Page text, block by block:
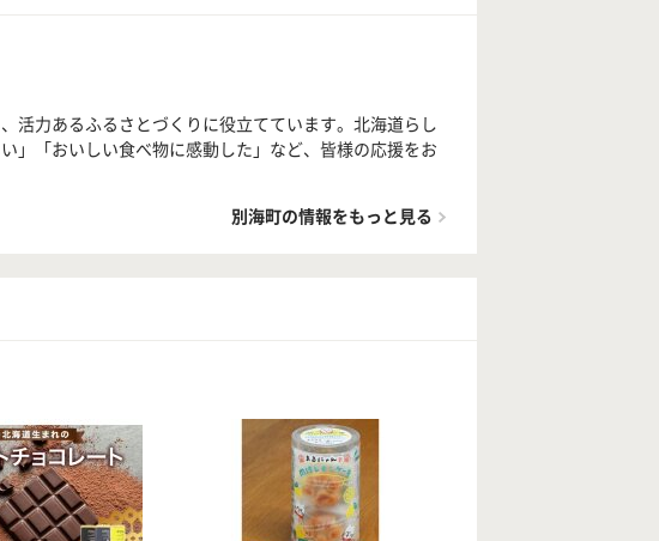
活力あるふるさとづくりに役立てています。北海道らし
」「おいしい食べ物に感動した」など、皆様の応援をお
別海町の情報をもっと見る